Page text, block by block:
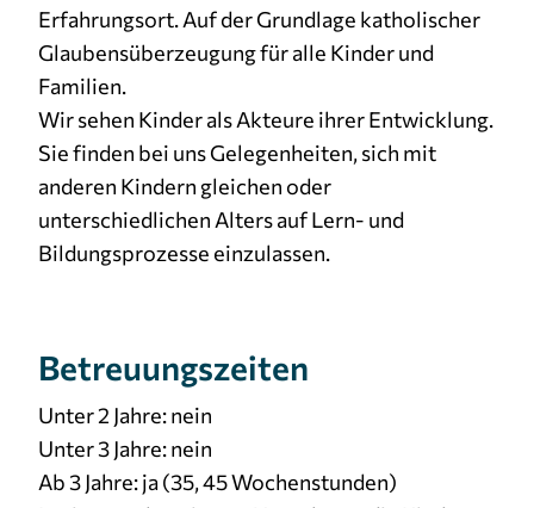
Erfahrungsort. Auf der Grundlage katholischer
Glaubensüberzeugung für alle Kinder und
Familien.
Wir sehen Kinder als Akteure ihrer Entwicklung.
Sie finden bei uns Gelegenheiten, sich mit
anderen Kindern gleichen oder
unterschiedlichen Alters auf Lern- und
Bildungsprozesse einzulassen.
Betreuungszeiten
Unter 2 Jahre: nein
Unter 3 Jahre: nein
Ab 3 Jahre: ja (35, 45 Wochenstunden)